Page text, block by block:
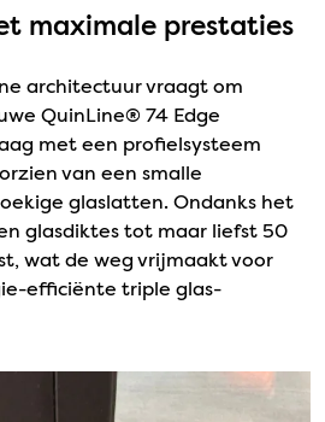
maximale prestaties
architectuur vraagt om
QuinLine® 74 Edge
met een profielsysteem
van een smalle
glaslatten. Ondanks het
glasdiktes tot maar liefst 50
wat de weg vrijmaakt voor
efficiënte triple glas-